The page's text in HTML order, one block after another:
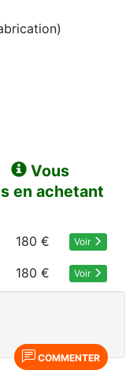
Vous
en achetant
180 € Voir
180 € Voir
COMMENTER